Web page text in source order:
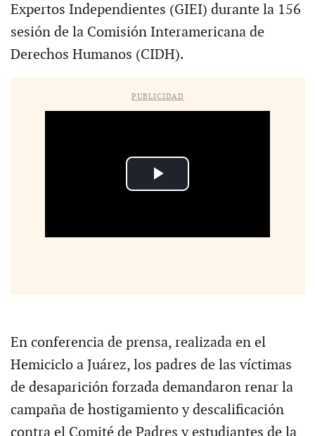
Expertos Independientes (GIEI) durante la 156
sesión de la Comisión Interamericana de
Derechos Humanos (CIDH).
PUBLICIDAD
En conferencia de prensa, realizada en el
Hemiciclo a Juárez, los padres de las víctimas
de desaparición forzada demandaron renar la
campaña de hostigamiento y descalificación
contra el Comité de Padres y estudiantes de la